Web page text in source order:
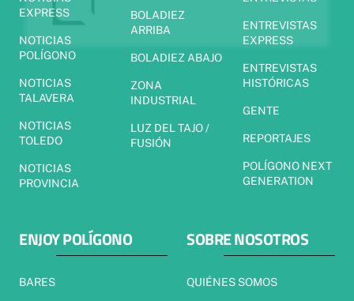
EXPRESS
NOTICIAS
POLÍGONO
NOTICIAS
TALAVERA
NOTICIAS
TOLEDO
NOTICIAS
PROVINCIA
BOLADIEZ
ARRIBA
BOLADIEZ ABAJO
ZONA
INDUSTRIAL
LUZ DEL TAJO /
FUSIÓN
ENTREVISTAS
EXPRESS
ENTREVISTAS
HISTÓRICAS
GENTE
REPORTAJES
POLÍGONO NEXT
GENERATION
ENJOY POLÍGONO
BARES
SOBRE NOSOTROS
QUIÉNES SOMOS